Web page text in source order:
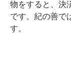
物をすると、決
です。紀の善で
す。